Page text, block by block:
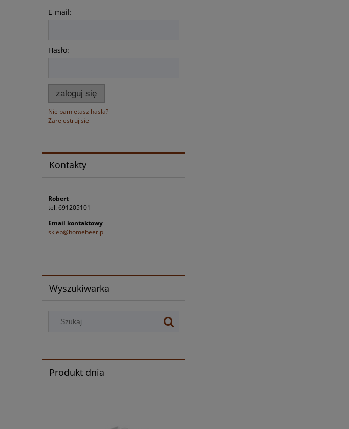
E-mail:
Hasło:
zaloguj się
Nie pamiętasz hasła?
Zarejestruj się
Kontakty
Robert
tel. 691205101
Email kontaktowy
sklep@homebeer.pl
Wyszukiwarka
Produkt dnia